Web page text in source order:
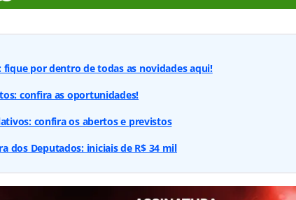
fique por dentro de todas as novidades aqui!
confira as oportunidades!
confira os abertos e previstos
dos Deputados: iniciais de R$ 34 mil